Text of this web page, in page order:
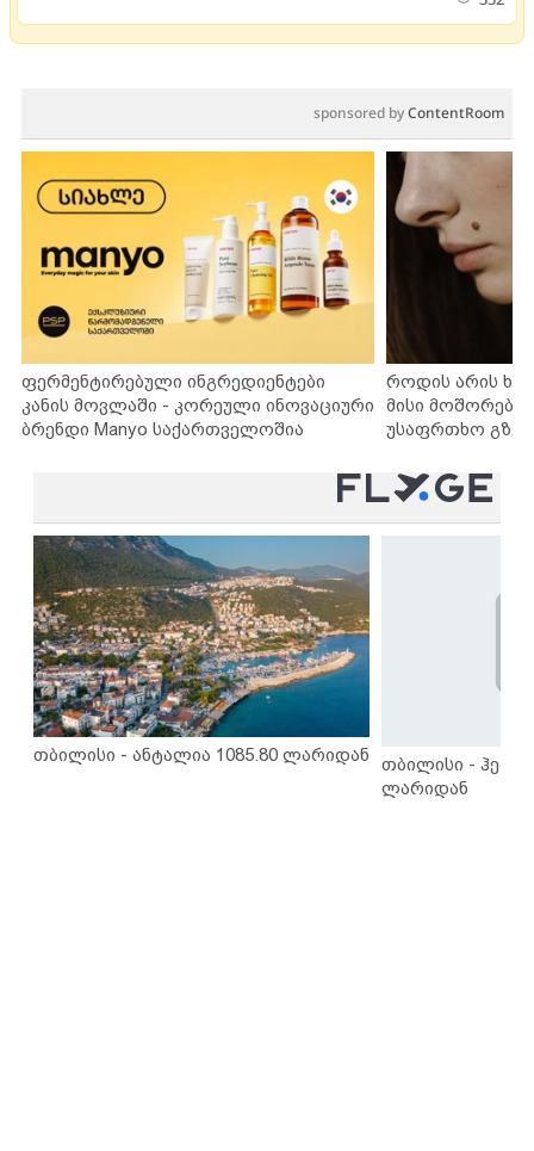
sponsored byContentRoom
ფერმენტირებული ინგრედიენტები
კანის მოვლაში - კორეული ინოვაციური
ბრენდი Manyo საქართველოშია
როდის არის
მისი
უსაფრთხო
თბილისი - ანტალია 1085.80 ლარიდან
თბილისი -
ლარიდან